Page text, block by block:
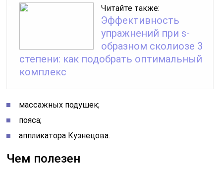
Читайте также:
Эффективность
упражнений при s-
образном сколиозе 3
степени: как подобрать оптимальный
комплекс
массажных подушек;
пояса;
аппликатора Кузнецова.
Чем полезен